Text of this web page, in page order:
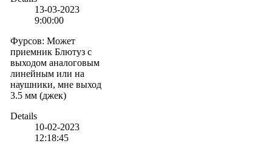
13-03-2023
9:00:00
Фурсов: Может
приемник Блютуз с
выходом аналоговым
линейным или на
наушники, мне выход
3.5 мм (джек)
Details
10-02-2023
12:18:45